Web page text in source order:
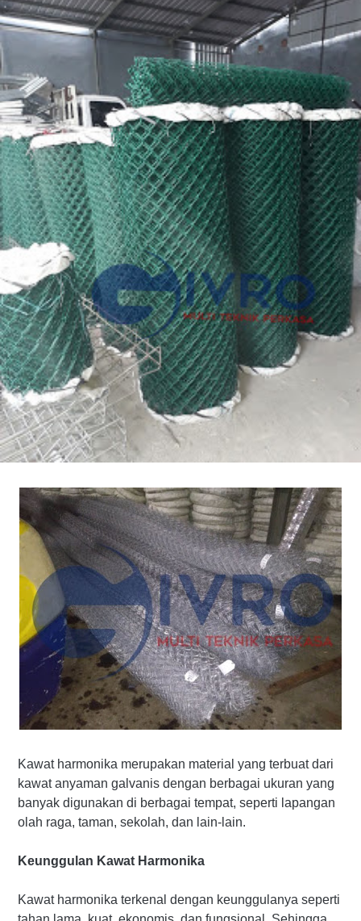
Kawat harmonika merupakan material yang terbuat dari
kawat anyaman galvanis dengan berbagai ukuran yang
banyak digunakan di berbagai tempat, seperti lapangan
olah raga, taman, sekolah, dan lain-lain.
Keunggulan Kawat Harmonika
Kawat harmonika terkenal dengan keunggulanya seperti